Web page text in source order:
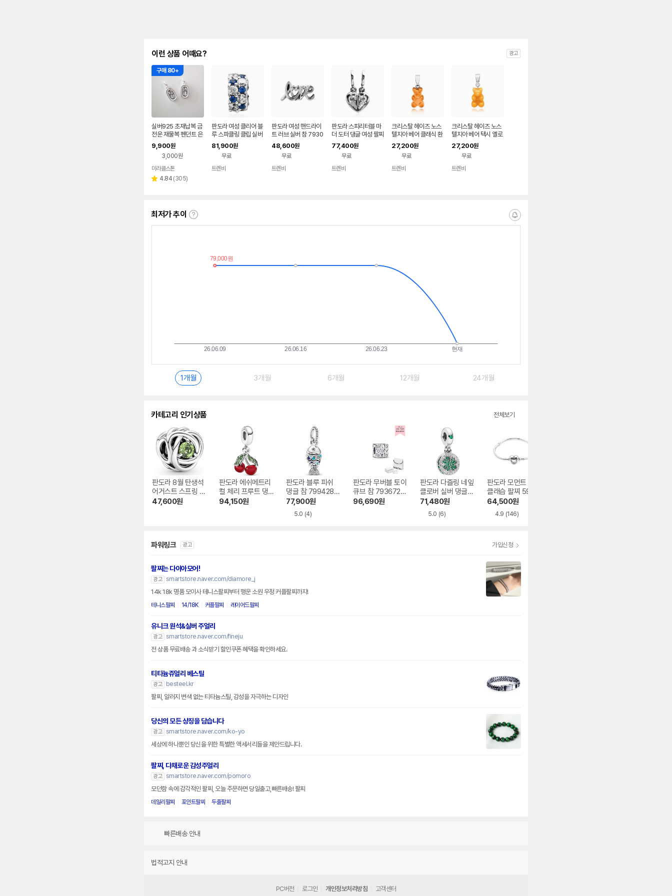
이런 상품 어때요? 광고
구매 80+
실버925 초재납복 금
전운 재물복 펜던트 은
참 팔찌만들기 DIY 재
료 부자재
9,900원
3,000원
페이
미라클스톤
별 4.84 리
(305)
판도라 여성 클리어 블
루 스파클링 클립 실버
참 799171C01 크리
스탈 여성팔찌참 584
95064
81,900원
무료
트렌비
판도라 여성 핸드라이
트 러브 실버 참 7930
55C00 핸드리튼 팔
찌참 123431141
48,600원
무료
트렌비
판도라 스피리터블 마
더 도터 댕글 여성 팔찌
참 792643C01 여성
팔찌참 136078634
77,400원
무료
트렌비
크리스탈 헤이즈 노스
텔지아 베어 클래식 환
타 실버 펜던트 팔찌참
크리스탈헤이즈 NOS
TALGIA BEAR FANT
A CLASSIC CONNE
27,200원
무료
트렌비
크리스탈 헤이즈 노스
텔지아 베어 택시 옐로
우 실버 클래식 펜던트
팔찌참 크리스탈헤이
즈 NOSTALGIA BEA
R NYC TAXI YELLO
27,200원
무료
트렌비
최저가 추이
최
알
1개월 3개월 6개월 12개월 24개월
카테고리 인기상품 전체보기
판도라 8월 탄생석
어거스트 스프링 그
린 이터니티 서클
47,600원
판도라 에쉬메트리
컬 체리 프루트 댕
글 참 791583C01
94,150원
판도라 블루 피쉬
댕글 참 799428C
01
77,900원
5.0 (4)
판도라 무버블 토이
큐브 참 793672C
01
96,690원
판도라 다즐링 네잎
클로버 실버 댕글
참 797906NRGM
71,480원
5.0 (6)
판도라 모먼트 하트
클래습 팔찌 59071
9
64,500원
4.9 (146)
파워링크 광고 가입신청
팔찌는 다이아모어!
광고 smartstore.naver.com/diamore_j
14k 18k 명품 모이사 테니스팔찌부터 행운 소원 우정 커플팔찌까지!
테니스팔찌 14/18K 커플팔찌 레이어드팔찌
유니크 원석&실버 주얼리
광고 smartstore.naver.com/fineju
전 상품 무료배송 과 소식받기 할인쿠폰 혜택을 확인하세요.
티타늄쥬얼리 베스틸
광고
besteel.kr
팔찌, 알러지 변색 없는 티타늄스틸, 감성을 자극하는 디자인
당신의 모든 상징을 담습니다
광고 smartstore.naver.com/ko-yo
세상에 하나뿐인 당신을 위한 특별한 액세서리들을 제안드립니다.
팔찌, 다채로운 감성주얼리
광고 smartstore.naver.com/pomoro
모던함 속에 감각적인 팔찌, 오늘 주문하면 당일출고,빠른배송! 팔찌
데일리팔찌 포인트팔찌 두줄팔찌
빠른배송 안내
법적고지 안내
PC버전 로그인 개인정보처리방침 고객센터